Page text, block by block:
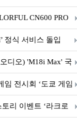
CN600 PRO
정식 서비스 돌입
디오) 'M18i Max' 국
임 전시회 ‘도쿄 게임
리 이벤트 ‘라크로